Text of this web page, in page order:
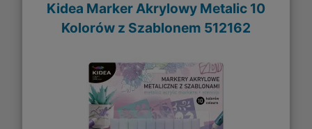
Kidea Marker Akrylowy Metalic 10
Kolorów z Szablonem 512162